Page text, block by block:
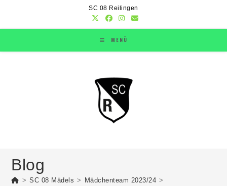
SC 08 Reilingen
MENÜ
Blog
> SC 08 Mädels > Mädchenteam 2023/24 >